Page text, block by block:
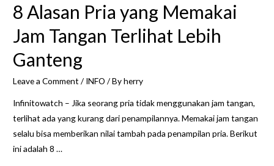
Jam
Tangan
Tertua
Di
8 Alasan Pria yang Memakai
Jam Tangan Terlihat Lebih
Ganteng
Leave a Comment / INFO / Byherry
Infinitowatch – Jika seorang pria tidak menggunakan jam tangan,
terlihat ada yang kurang dari penampilannya. Memakai jam tangan
selalu bisa memberikan nilai tambah pada penampilan pria. Berikut
ini adalah 8 …